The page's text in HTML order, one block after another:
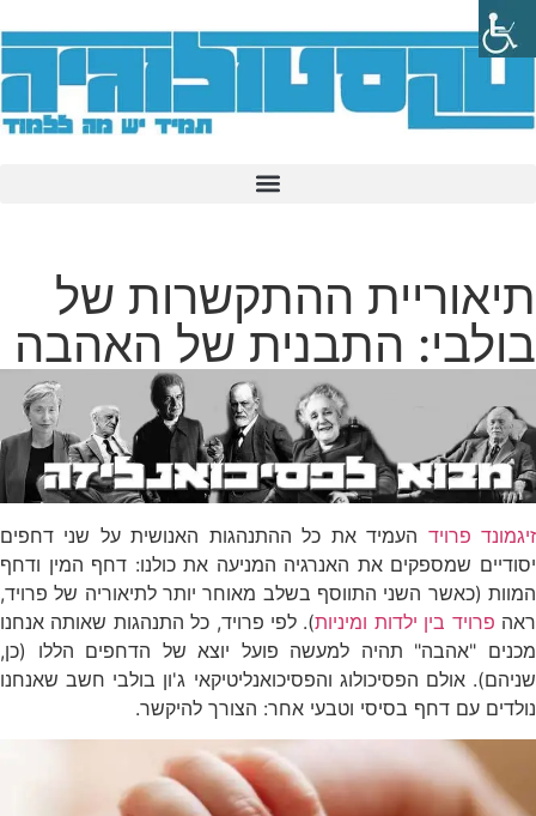
תיאוריית ההתקשרות של
בולבי: התבנית של האהבה
זיגמונד פרויד העמיד את כל ההתנהגות האנושית על שני דחפים
יסודיים שמספקים את האנרגיה המניעה את כולנו: דחף המין ודחף
המוות (כאשר השני התווסף בשלב מאוחר יותר לתיאוריה של פרויד,
ראה פרויד בין ילדות ומיניות). לפי פרויד, כל התנהגות שאותה אנחנו
מכנים "אהבה" תהיה למעשה פועל יוצא של הדחפים הללו (כן,
שניהם). אולם הפסיכולוג והפסיכואנליטיקאי ג'ון בולבי חשב שאנחנו
נולדים עם דחף בסיסי וטבעי אחר: הצורך להיקשר.